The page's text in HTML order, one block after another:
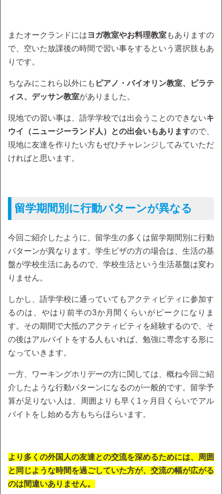
またオークランドにはヨガ教室やお料理教室もありますの
で、空いた放課後の時間で習い事をするという選択肢もあ
りです。
ちなみにこれら以外にも ピアノ・バイオリン教室、ピラテ
ィス、デッサン教室がありました。
現地での習い事は、語学学校では出会うことのできないキ
ウイ（ニュージーランド人）との出会いもありますので、
現地に友達を作りたい方もぜひチャレンジしてみていただ
ければと思います。
留学期間別に行動パターンが異なる
今回ご紹介したように、留学生の多くは留学期間別に行動
パターンが異なります。学生ビザの方の場合は、生活の基
盤が学校生活にあるので、学校生活という生活基盤は変わ
りません。
しかし、語学学校に通っていてもアクティビティに参加す
るのは、やはり前半の3か月間くらいがピークになりま
す。その期間で大抵のアクティビティを経験するので、そ
の後はアルバイトをする人もいれば、勉強に専念する形に
なっていきます。
一方、ワーキングホリデーの方に関しては、概ね今回ご紹
介したような行動パターンになるのが一般的です。留学予
算が足りない人は、周囲よりも早く1ヶ月目くらいでアル
バイトをし始める方もちらほらいます。
より多くの外国人の友達との交流を深めるためには、周囲
と同じような時間を過ごしていた方が、交流の幅が広がる
のは間違いありません。